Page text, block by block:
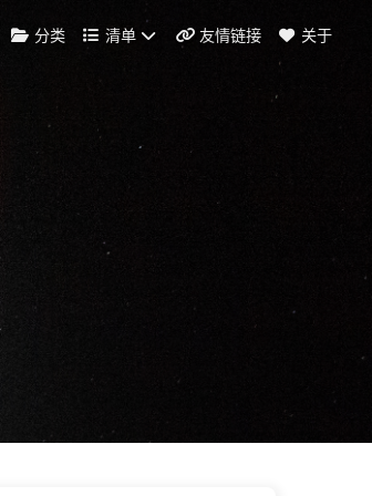
分类 清单 友情链接 关于